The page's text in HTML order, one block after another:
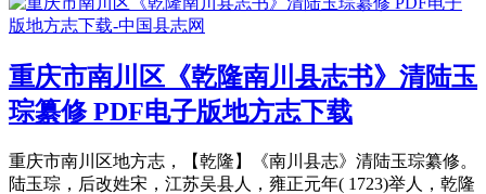
重庆市南川区《乾隆南川县志书》清陆玉
琮纂修 PDF电子版地方志下载
重庆市南川区地方志，【乾隆】《南川县志》清陆玉琮纂修。
陆玉琮，后改姓宋，江苏吴县人，雍正元年( 1723)举人，乾隆